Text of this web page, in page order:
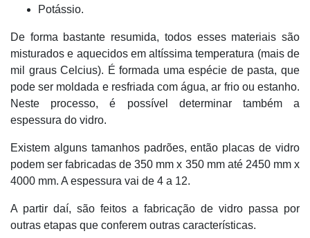
Potássio.
De forma bastante resumida, todos esses materiais são
misturados e aquecidos em altíssima temperatura (mais de
mil graus Celcius). É formada uma espécie de pasta, que
pode ser moldada e resfriada com água, ar frio ou estanho.
Neste processo, é possível determinar também a
espessura do vidro.
Existem alguns tamanhos padrões, então placas de vidro
podem ser fabricadas de 350 mm x 350 mm até 2450 mm x
4000 mm. A espessura vai de 4 a 12.
A partir daí, são feitos a fabricação de vidro passa por
outras etapas que conferem outras características.